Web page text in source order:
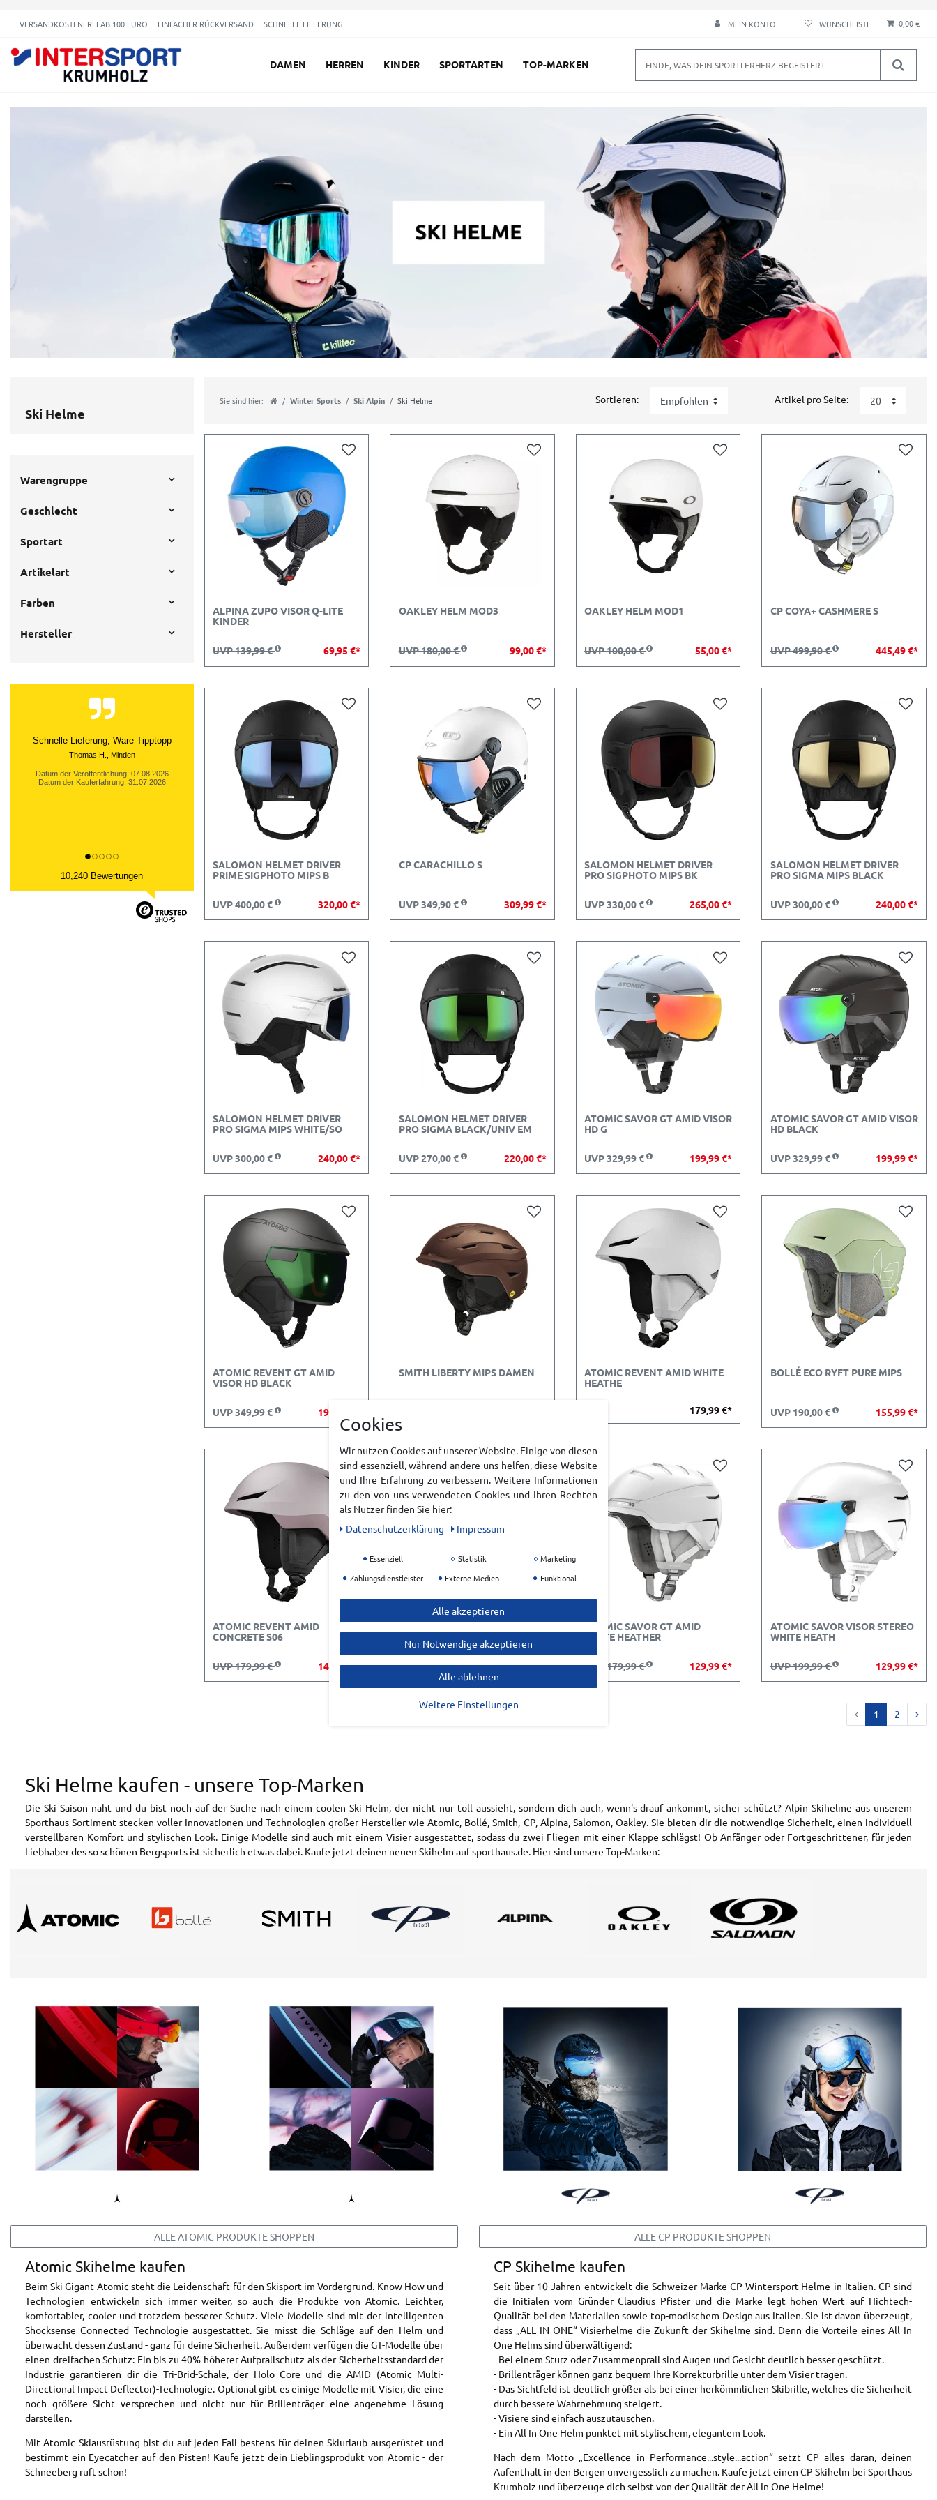
VERSANDKOSTENFREI AB 100 EURO EINFACHER RÜCKVERSAND SCHNELLE LIEFERUNG MEIN KONTO 0,00 €
DAMEN HERREN KINDER SPORTARTEN TOP-MARKEN
Ski Helme
Warengruppe
Geschlecht
Sportart
Artikelart
Farben
Hersteller
Sie sind hier: Winter Sports Ski Alpin Ski Helme Sortieren: Artikel pro Seite:
ALPINA ZUPO VISOR Q-LITE
KINDER
UVP 139,99 € 69,95 €*
OAKLEY HELM MOD3
UVP 180,00 € 99,00 €*
OAKLEY HELM MOD1
UVP 100,00 € 55,00 €*
CP COYA+ CASHMERE S
UVP 499,90 € 445,49 €*
SALOMON HELMET DRIVER
PRIME SIGPHOTO MIPS B
UVP 400,00 € 320,00 €*
CP CARACHILLO S
UVP 349,90 € 309,99 €*
SALOMON HELMET DRIVER
PRO SIGPHOTO MIPS BK
UVP 330,00 € 265,00 €*
SALOMON HELMET DRIVER
PRO SIGMA MIPS BLACK
UVP 300,00 € 240,00 €*
SALOMON HELMET DRIVER
PRO SIGMA MIPS WHITE/SO
UVP 300,00 € 240,00 €*
SALOMON HELMET DRIVER
PRO SIGMA BLACK/UNIV EM
UVP 270,00 € 220,00 €*
ATOMIC SAVOR GT AMID VISOR
HD G
UVP 329,99 € 199,99 €*
ATOMIC SAVOR GT AMID VISOR
HD BLACK
UVP 329,99 € 199,99 €*
ATOMIC REVENT GT AMID
VISOR HD BLACK
UVP 349,99 € 199,99 €*
SMITH LIBERTY MIPS DAMEN
ATOMIC REVENT AMID WHITE
HEATHE
179,99 €*
BOLLÉ ECO RYFT PURE MIPS
UVP 190,00 € 155,99 €*
ATOMIC REVENT AMID
CONCRETE S06
UVP 179,99 € 149,99 €*
ALPINA VERSATILE MIPS
UVP 189,95 € 149,99 €*
ATOMIC SAVOR GT AMID
WHITE HEATHER
UVP 179,99 € 129,99 €*
ATOMIC SAVOR VISOR STEREO
WHITE HEATH
UVP 199,99 € 129,99 €*
Bestellung schnell und exakt
bearbeitet und die Rücksendung
vollsten...
10,240 Bewertungen
1 2
Ski Helme kaufen - unsere Top-Marken
Die Ski Saison naht und du bist noch auf der Suche nach einem coolen Ski Helm, der nicht nur toll aussieht, sondern dich auch, wenn's drauf ankommt, sicher schützt? Alpin Skihelme aus unserem
Sporthaus-Sortiment stecken voller Innovationen und Technologien großer Hersteller wie Atomic, Bollé, Smith, CP, Alpina, Salomon, Oakley. Sie bieten dir die notwendige Sicherheit, einen individuell
verstellbaren Komfort und stylischen Look. Einige Modelle sind auch mit einem Visier ausgestattet, sodass du zwei Fliegen mit einer Klappe schlägst! Ob Anfänger oder Fortgeschrittener, für jeden
Liebhaber des so schönen Bergsports ist sicherlich etwas dabei. Kaufe jetzt deinen neuen Skihelm auf sporthaus.de. Hier sind unsere Top-Marken:
ALLE ATOMIC PRODUKTE SHOPPEN
Atomic Skihelme kaufen
Beim Ski Gigant Atomic steht die Leidenschaft für den Skisport im Vordergrund. Know How und
Technologien entwickeln sich immer weiter, so auch die Produkte von Atomic. Leichter,
komfortabler, cooler und trotzdem besserer Schutz. Viele Modelle sind mit der intelligenten
Shocksense Connected Technologie ausgestattet. Sie misst die Schläge auf den Helm und
überwacht dessen Zustand - ganz für deine Sicherheit. Außerdem verfügen die GT-Modelle über
einen dreifachen Schutz: Ein bis zu 40% höherer Aufprallschutz als der Sicherheitsstandard der
Industrie garantieren dir die Tri-Brid-Schale, der Holo Core und die AMID (Atomic Multi-
Directional Impact Deflector)-Technologie. Optional gibt es einige Modelle mit Visier, die eine
noch größere Sicht versprechen und nicht nur für Brillenträger eine angenehme Lösung
darstellen.
Mit Atomic Skiausrüstung bist du auf jeden Fall bestens für deinen Skiurlaub ausgerüstet und
bestimmt ein Eyecatcher auf den Pisten! Kaufe jetzt dein Lieblingsprodukt von Atomic - der
Schneeberg ruft schon!
ALLE CP PRODUKTE SHOPPEN
CP Skihelme kaufen
Seit über 10 Jahren entwickelt die Schweizer Marke CP Wintersport-Helme in Italien. CP sind
die Initialen vom Gründer Claudius Pfister und die Marke legt hohen Wert auf Hichtech-
Qualität bei den Materialien sowie top-modischem Design aus Italien. Sie ist davon überzeugt,
dass „ALL IN ONE“ Visierhelme die Zukunft der Skihelme sind. Denn die Vorteile eines All In
One Helms sind überwältigend:
- Bei einem Sturz oder Zusammenprall sind Augen und Gesicht deutlich besser geschützt.
- Brillenträger können ganz bequem Ihre Korrekturbrille unter dem Visier tragen.
- Das Sichtfeld ist deutlich größer als bei einer herkömmlichen Skibrille, welches die Sicherheit
durch bessere Wahrnehmung steigert.
- Visiere sind einfach auszutauschen.
- Ein All In One Helm punktet mit stylischem, elegantem Look.
Nach dem Motto „Excellence in Performance...style...action“ setzt CP alles daran, deinen
Aufenthalt in den Bergen unvergesslich zu machen. Kaufe jetzt einen CP Skihelm bei Sporthaus
Krumholz und überzeuge dich selbst von der Qualität der All In One Helme!
Cookies
Wir nutzen Cookies auf unserer Website. Einige von diesen
sind essenziell, während andere uns helfen, diese Website
und Ihre Erfahrung zu verbessern. Weitere Informationen
zu den von uns verwendeten Cookies und Ihren Rechten
als Nutzer finden Sie hier:
Daten­schutz­erklärung
Impressum
Essenziell Statistik
Marketing
Zahlungsdienstleister
Externe Medien Funktional
Alle akzeptieren
Nur Notwendige akzeptieren
Alle ablehnen
Weitere Einstellungen